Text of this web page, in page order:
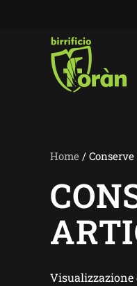
Skip to main content
Home /